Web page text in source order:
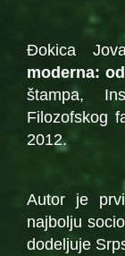
Đokica
moderna:
štampa,
Filozofskog
2012.
Autor je
najbolju
dodeljuje